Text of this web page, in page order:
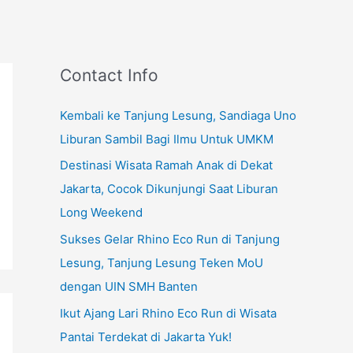
Contact Info
Kembali ke Tanjung Lesung, Sandiaga Uno
Liburan Sambil Bagi Ilmu Untuk UMKM
Destinasi Wisata Ramah Anak di Dekat
Jakarta, Cocok Dikunjungi Saat Liburan
Long Weekend
Sukses Gelar Rhino Eco Run di Tanjung
Lesung, Tanjung Lesung Teken MoU
dengan UIN SMH Banten
Ikut Ajang Lari Rhino Eco Run di Wisata
Pantai Terdekat di Jakarta Yuk!